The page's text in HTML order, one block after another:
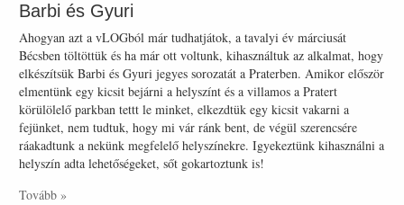
Barbi és Gyuri
Ahogyan azt a vLOGból már tudhatjátok, a tavalyi év márciusát
Bécsben töltöttük és ha már ott voltunk, kihasználtuk az alkalmat, hogy
elkészítsük Barbi és Gyuri jegyes sorozatát a Praterben. Amikor először
elmentünk egy kicsit bejárni a helyszínt és a villamos a Pratert
körülölelő parkban tettt le minket, elkezdtük egy kicsit vakarni a
fejünket, nem tudtuk, hogy mi vár ránk bent, de végül szerencsére
ráakadtunk a nekünk megfelelő helyszínekre. Igyekeztünk kihasználni a
helyszín adta lehetőségeket, sőt gokartoztunk is!
Tovább »